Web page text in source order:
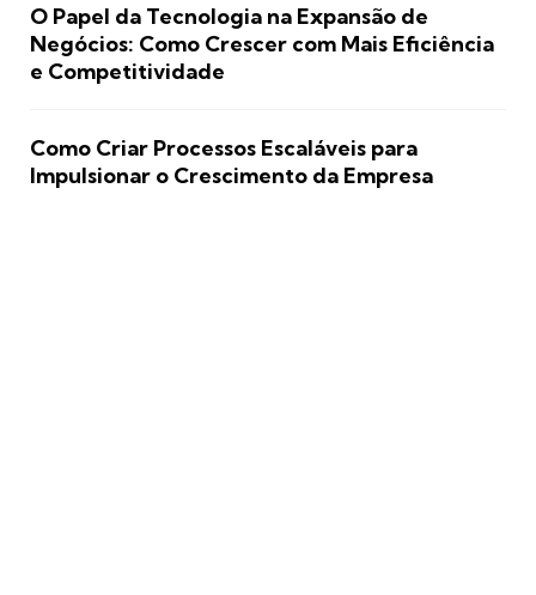
O Papel da Tecnologia na Expansão de
Negócios: Como Crescer com Mais Eficiência
e Competitividade
Como Criar Processos Escaláveis para
Impulsionar o Crescimento da Empresa